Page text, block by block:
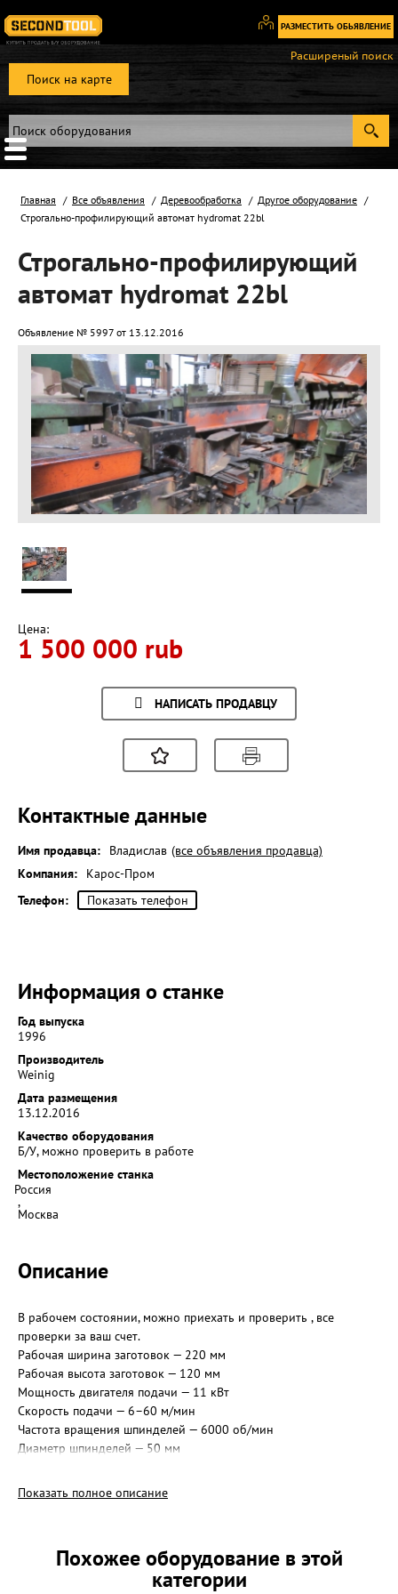
РАЗМЕСТИТЬ ОБЬЯВЛЕНИЕ
Вход
Регистрация
Поиск на карте
Расширеный поиск
Главная Все объявления Деревообработка
Другое оборудование
Строгально-профилирующий автомат hydromat 22bl
Строгально-профилирующий
автомат hydromat 22bl
Объявление № 5997 от 13.12.2016
Цена:
1 500 000 rub
НАПИСАТЬ ПРОДАВЦУ
Контактные данные
Имя продавца: Владислав (все объявления продавца)
Компания:
Карос-Пром
Телефон:
Показать телефон
Информация о станке
Год выпуска
1996
Производитель
Weinig
Дата размещения
13.12.2016
Качество оборудования
Б/У, можно проверить в работе
Местоположение станка
Россия
,
Москва
Описание
В рабочем состоянии, можно приехать и проверить , все
проверки за ваш счет.
Рабочая ширина заготовок — 220 мм
Рабочая высота заготовок — 120 мм
Мощность двигателя подачи — 11 кВт
Скорость подачи — 6–60 м/мин
Частота вращения шпинделей — 6000 об/мин
Диаметр шпинделей — 50 мм
Доставка от 6 до 16 дней
Договор с предоплатой
Показать полное описание
Похожее оборудование в этой
категории